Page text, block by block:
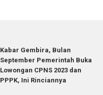
Kabar Gembira, Bulan
September Pemerintah Buka
Lowongan CPNS 2023 dan
PPPK, Ini Rinciannya